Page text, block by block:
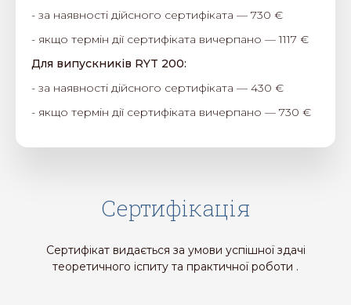
- за наявності дійсного сертифіката — 730 €
- якщо термін дії сертифіката вичерпано — 1117 €
Для випускників RYT 200:
- за наявності дійсного сертифіката — 430 €
- якщо термін дії сертифіката вичерпано — 730 €
Сертифікація
Сертифікат видається за умови успішної здачі
теоретичного іспиту та практичної роботи .